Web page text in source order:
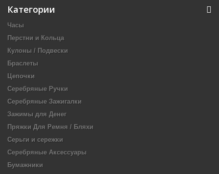
Категории
Часы
Перстни и Кольца
Кулоны / Подвески
Браслеты
Цепочки
Серебряные Ручки
Серебряные Зажигалки
Зажимы для Денег
Пряжки Для Ремня / Бляхи
Серьги и сережки
Серебряные Аксессуары
Бумажники